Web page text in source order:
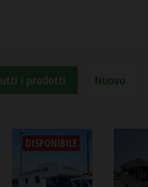
i prodotti Nuovo
DISPONIBILE